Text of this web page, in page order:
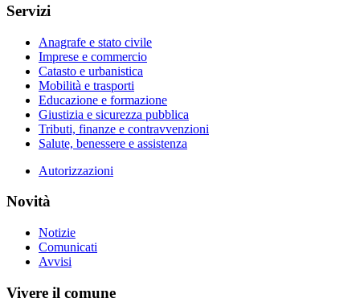
Servizi
Anagrafe e stato civile
Imprese e commercio
Catasto e urbanistica
Mobilità e trasporti
Educazione e formazione
Giustizia e sicurezza pubblica
Tributi, finanze e contravvenzioni
Salute, benessere e assistenza
Autorizzazioni
Novità
Notizie
Comunicati
Avvisi
Vivere il comune